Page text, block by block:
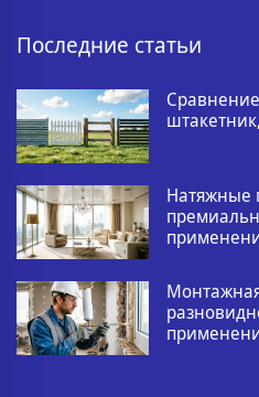
Последние статьи
Натяжные